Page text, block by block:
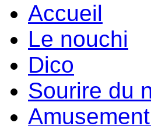
Accueil
Le nouchi
Dico
Sourire du